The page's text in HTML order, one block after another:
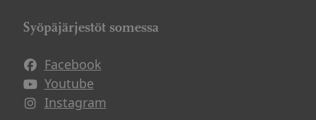
Syöpäjärjestöt somessa
Facebook
Avautuu uuteen ikkunaan
Youtube
Avautuu uuteen ikkunaan
Instagram
Avautuu uuteen ikkunaan